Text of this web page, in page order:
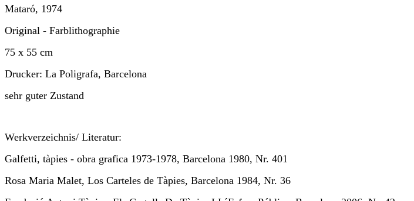
Mataró, 1974
Original - Farblithographie
75 x 55 cm
Drucker: La Poligrafa, Barcelona
sehr guter Zustand
Werkverzeichnis/ Literatur:
Galfetti, tàpies - obra grafica 1973-1978, Barcelona 1980, Nr. 401
Rosa Maria Malet, Los Carteles de Tàpies, Barcelona 1984, Nr. 36